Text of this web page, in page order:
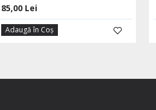
85,00 Lei
Adaugă în Coş